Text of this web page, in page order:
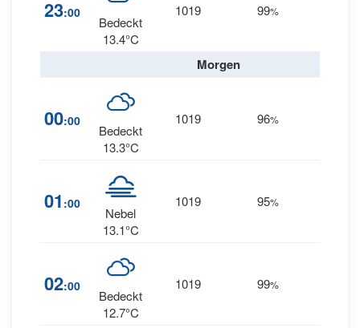
23:00
Bedeckt
13.4°C
1019 99%
Morgen
00:00
Bedeckt
13.3°C
1019 96%
01 :00
Nebel
13.1°C
1019 95%
02:00
Bedeckt
12.7°C
1019 99%